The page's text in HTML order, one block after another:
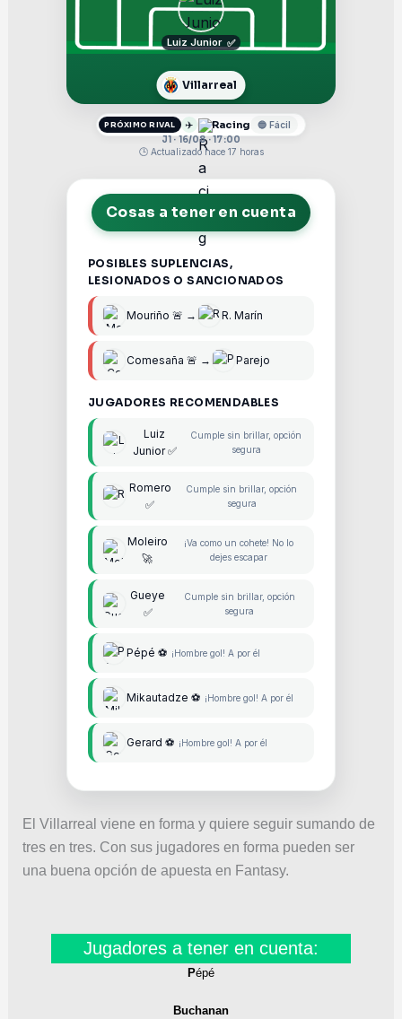
Luiz Junior ✅
Villarreal
PRÓXIMO RIVAL ✈️ Racing
🔵 Fácil
J1 · 16/08 · 17:00
🕒 Actualizado hace 17 horas
Cosas a tener en cuenta
POSIBLES SUPLENCIAS,
LESIONADOS O SANCIONADOS
Mouriño 🚨 → R. Marín
Comesaña 🚨 → Parejo
JUGADORES RECOMENDABLES
Luiz
Junior ✅
Cumple sin brillar, opción
segura
Romero
✅
Cumple sin brillar, opción
segura
Moleiro
🚀
¡Va como un cohete! No lo
dejes escapar
Gueye
✅
Cumple sin brillar, opción
segura
Pépé ⚽ ¡Hombre gol! A por él
Mikautadze ⚽ ¡Hombre gol! A por él
Gerard ⚽ ¡Hombre gol! A por él
El Villarreal viene en forma y quiere seguir sumando de
tres en tres. Con sus jugadores en forma pueden ser
una buena opción de apuesta en Fantasy.
Jugadores a tener en cuenta:
Pépé
Buchanan